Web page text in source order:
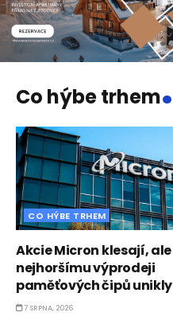
Co hýbe trhem.
CO HÝBE TRHEM
Akcie Micron klesají, ale
nejhoršímu výprodeji
paměťových čipů unikly
7 SRPNA, 2026